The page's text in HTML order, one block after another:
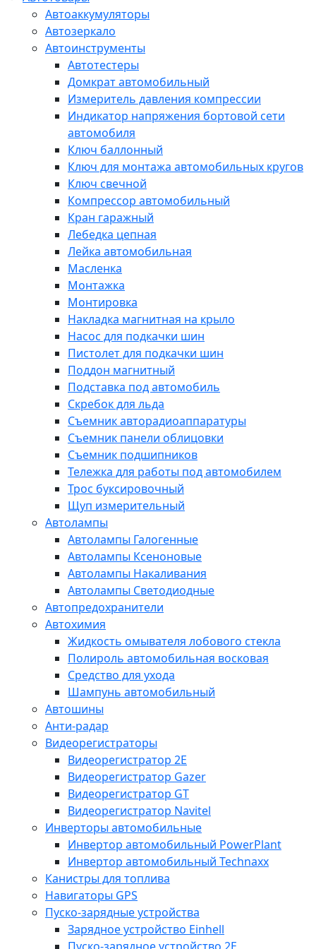
Автоаккумуляторы
Автозеркало
Автоинструменты
Автотестеры
Домкрат автомобильный
Измеритель давления компрессии
Индикатор напряжения бортовой сети
автомобиля
Ключ баллонный
Ключ для монтажа автомобильных кругов
Ключ свечной
Компрессор автомобильный
Кран гаражный
Лебедка цепная
Лейка автомобильная
Масленка
Монтажка
Монтировка
Накладка магнитная на крыло
Насос для подкачки шин
Пистолет для подкачки шин
Поддон магнитный
Подставка под автомобиль
Скребок для льда
Съемник авторадиоаппаратуры
Съемник панели облицовки
Съемник подшипников
Тележка для работы под автомобилем
Трос буксировочный
Щуп измерительный
Автолампы
Автолампы Галогенные
Автолампы Ксеноновые
Автолампы Накаливания
Автолампы Светодиодные
Автопредохранители
Автохимия
Жидкость омывателя лобового стекла
Полироль автомобильная восковая
Средство для ухода
Шампунь автомобильный
Автошины
Анти-радар
Видеорегистраторы
Видеорегистратор 2E
Видеорегистратор Gazer
Видеорегистратор GT
Видеорегистратор Navitel
Инверторы автомобильные
Инвертор автомобильный PowerPlant
Инвертор автомобильный Technaxx
Канистры для топлива
Навигаторы GPS
Пуско-зарядные устройства
Зарядное устройство Einhell